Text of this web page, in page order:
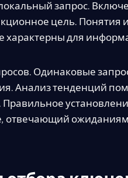
запрос.
цель. Понятия
характерны для
Одинаковые
Анализ тенденций
отвечающий